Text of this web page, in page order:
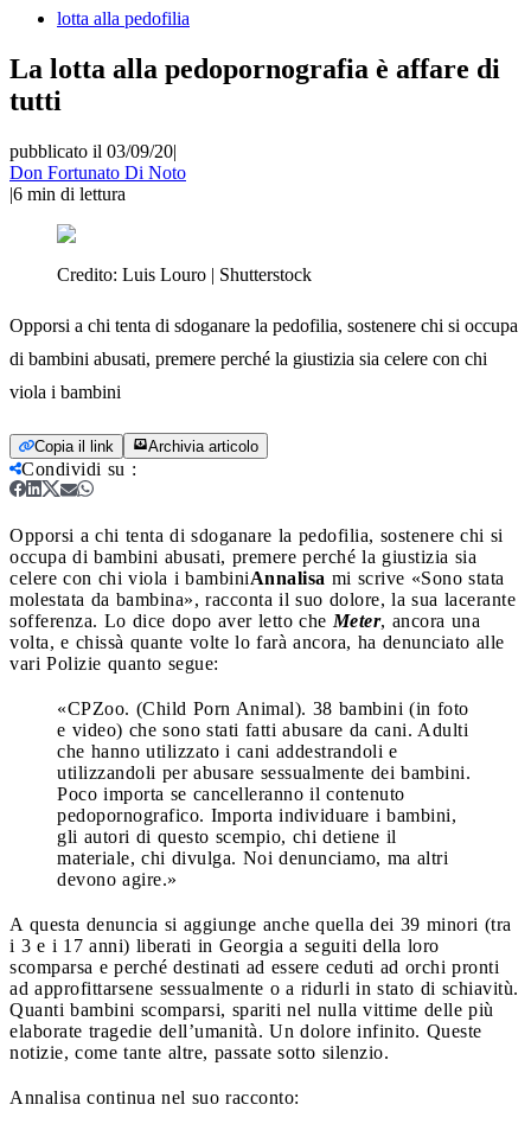
lotta alla pedofilia
La lotta alla pedopornografia è affare di
tutti
pubblicato il 03/09/20|
Don Fortunato Di Noto
|6 min di lettura
Credito: Luis Louro | Shutterstock
Opporsi a chi tenta di sdoganare la pedofilia, sostenere chi si occupa
di bambini abusati, premere perché la giustizia sia celere con chi
viola i bambini
Copia il link Archivia articolo
Condividi su :
Opporsi a chi tenta di sdoganare la pedofilia, sostenere chi si
occupa di bambini abusati, premere perché la giustizia sia
celere con chi viola i bambiniAnnalisa mi scrive «Sono stata
molestata da bambina», racconta il suo dolore, la sua lacerante
sofferenza. Lo dice dopo aver letto che Meter, ancora una
volta, e chissà quante volte lo farà ancora, ha denunciato alle
vari Polizie quanto segue:
«CPZoo. (Child Porn Animal). 38 bambini (in foto
e video) che sono stati fatti abusare da cani. Adulti
che hanno utilizzato i cani addestrandoli e
utilizzandoli per abusare sessualmente dei bambini.
Poco importa se cancelleranno il contenuto
pedopornografico. Importa individuare i bambini,
gli autori di questo scempio, chi detiene il
materiale, chi divulga. Noi denunciamo, ma altri
devono agire.»
A questa denuncia si aggiunge anche quella dei 39 minori (tra
i 3 e i 17 anni) liberati in Georgia a seguiti della loro
scomparsa e perché destinati ad essere ceduti ad orchi pronti
ad approfittarsene sessualmente o a ridurli in stato di schiavitù.
Quanti bambini scomparsi, spariti nel nulla vittime delle più
elaborate tragedie dell’umanità. Un dolore infinito. Queste
notizie, come tante altre, passate sotto silenzio.
Annalisa continua nel suo racconto: